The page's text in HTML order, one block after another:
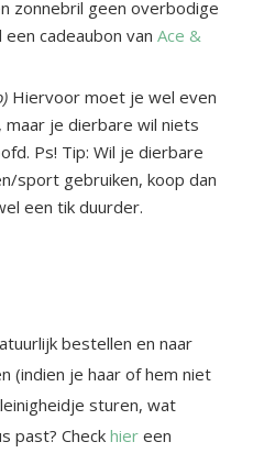
zonnebril geen overbodige
cadeaubon van Ace &
Hiervoor moet je wel even
je dierbare wil niets
Ps! Tip: Wil je dierbare
sport gebruiken, koop dan
een tik duurder.
bestellen en naar
(indien je haar of hem niet
sturen, wat
past? Check hier een